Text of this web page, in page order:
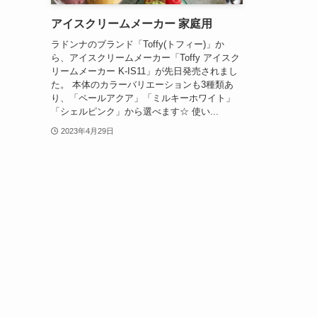
アイスクリームメーカー 家庭用
ラドンナのブランド「Toffy(トフィー)」か
ら、アイスクリームメーカー「Toffy アイスク
リームメーカー K-IS11」が先日発売されまし
た。 本体のカラーバリエーションも3種類あ
り、「ペールアクア」「ミルキーホワイト」
「シェルピンク」から選べます☆ 使い...
2023年4月29日